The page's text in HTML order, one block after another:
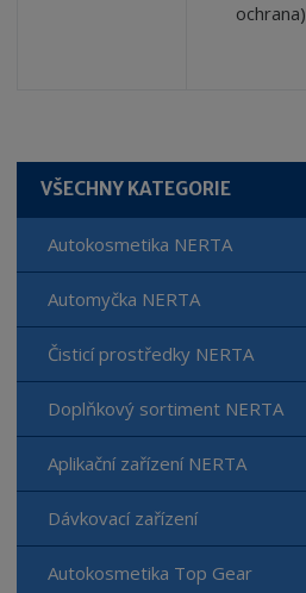
ochrana)
VŠECHNY KATEGORIE
Autokosmetika NERTA
Automyčka NERTA
Čisticí prostředky NERTA
Doplňkový sortiment NERTA
Aplikační zařízení NERTA
Dávkovací zařízení
Autokosmetika Top Gear